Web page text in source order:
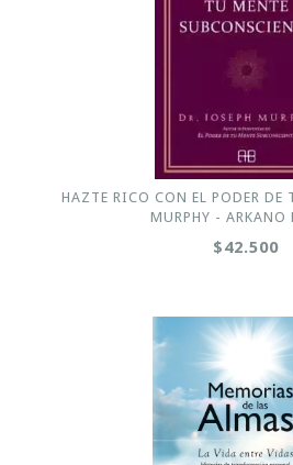
HAZTE RICO CON EL PODER DE
MURPHY - ARKANO
$42.500